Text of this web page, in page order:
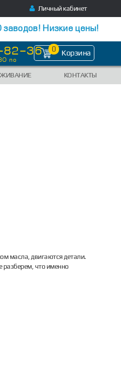
Личный кабинет
Низкие цены!
82-36
по
0 Корзина
КОНТАКТЫ
масла, двигаются детали.
разберем, что именно